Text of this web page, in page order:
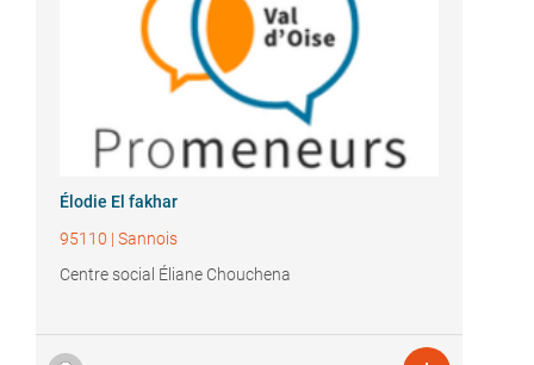
Élodie El fakhar
95110 | Sannois
Centre social Éliane Chouchena